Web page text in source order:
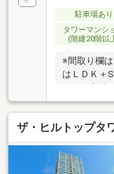
駐車場あり
タワーマンシ
(階建20階以
※間取り欄
はＬＤＫ＋
階部分にス
LDKはゆと
納・窓付で
収納有・住
ルーム付・
育可(細則有
ザ・ヒルトップタ